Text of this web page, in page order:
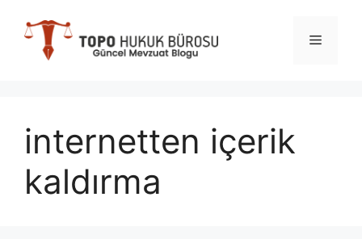
Menü
internetten içerik
kaldırma